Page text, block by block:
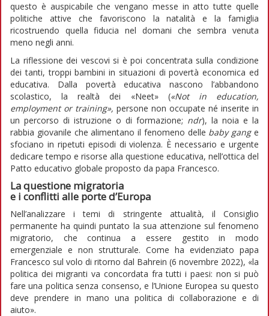
questo è auspicabile che vengano messe in atto tutte quelle
politiche attive che favoriscono la natalità e la famiglia
ricostruendo quella fiducia nel domani che sembra venuta
meno negli anni.
La riflessione dei vescovi si è poi concentrata sulla condizione
dei tanti, troppi bambini in situazioni di povertà economica ed
educativa. Dalla povertà educativa nascono l’abbandono
scolastico, la realtà dei «Neet» («Not in education,
employment or training», persone non occupate né inserite in
un percorso di istruzione o di formazione; ndr), la noia e la
rabbia giovanile che alimentano il fenomeno delle baby gange
sfociano in ripetuti episodi di violenza. È necessario e urgente
dedicare tempo e risorse alla questione educativa, nell’ottica del
Patto educativo globale proposto da papa Francesco.
La questione migratoria
e i conflitti alle porte d’Europa
Nell’analizzare i temi di stringente attualità, il Consiglio
permanente ha quindi puntato la sua attenzione sul fenomeno
migratorio, che continua a essere gestito in modo
emergenziale e non strutturale. Come ha evidenziato papa
Francesco sul volo di ritorno dal Bahrein (6 novembre 2022), «la
politica dei migranti va concordata fra tutti i paesi: non si può
fare una politica senza consenso, e l’Unione Europea su questo
deve prendere in mano una politica di collaborazione e di
aiuto».